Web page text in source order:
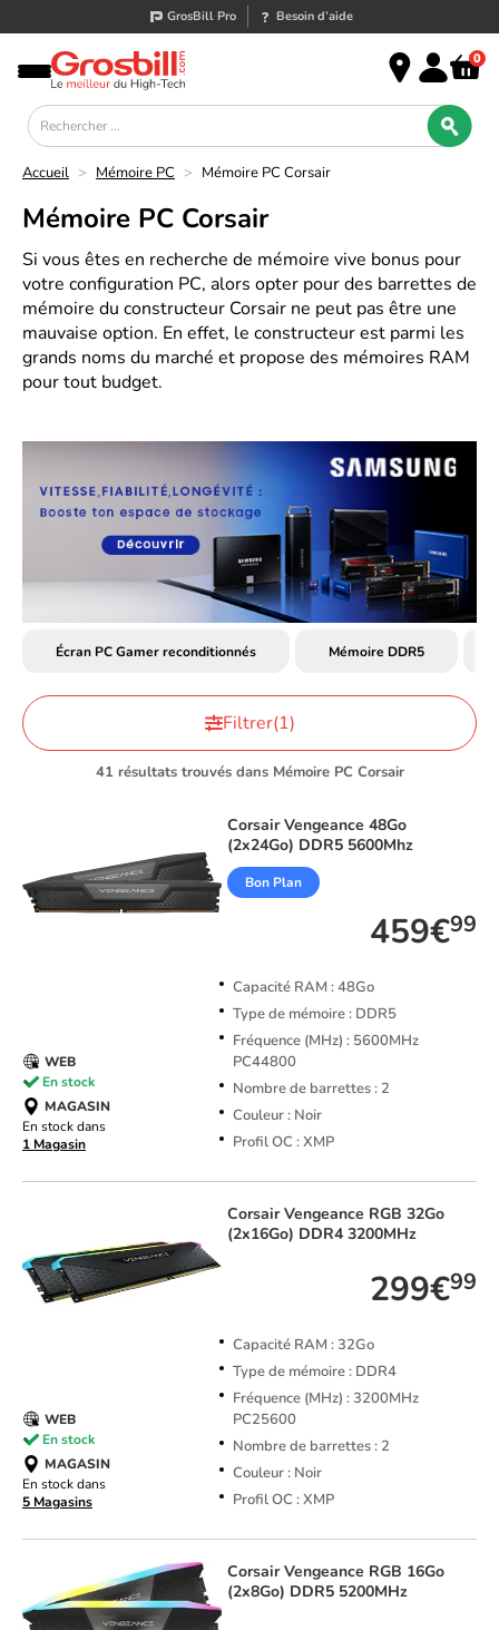
GrosBill Pro Besoin d’aide
0
Accueil > Mémoire PC > Mémoire PC Corsair
Mémoire PC Corsair
Si vous êtes en recherche de mémoire vive bonus pour
votre configuration PC, alors opter pour des barrettes de
mémoire du constructeur Corsair ne peut pas être une
mauvaise option. En effet, le constructeur est parmi les
grands noms du marché et propose des mémoires RAM
pour tout budget.
Écran PC Gamer reconditionnés Mémoire DDR5
41 résultats trouvés dans Mémoire PC Corsair
Filtrer(1)
CorsairVengeance 48Go
(2x24Go) DDR5 5600Mhz
Bon Plan
459€99
Capacité RAM : 48Go
Type de mémoire : DDR5
Fréquence (MHz) : 5600MHz
PC44800
Nombre de barrettes : 2
Couleur : Noir
Profil OC : XMP
WEB
En stock
MAGASIN
En stock dans
1 Magasin
CorsairVengeance RGB 32Go
(2x16Go) DDR4 3200MHz
299€99
Capacité RAM : 32Go
Type de mémoire : DDR4
Fréquence (MHz) : 3200MHz
PC25600
Nombre de barrettes : 2
Couleur : Noir
Profil OC : XMP
WEB
En stock
MAGASIN
En stock dans
5 Magasins
CorsairVengeance RGB 16Go
(2x8Go) DDR5 5200MHz